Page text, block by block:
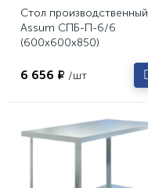
Стол производственный
Assum СПБ-П-6/6
(600х600х850)
6 656 ₽ /шт